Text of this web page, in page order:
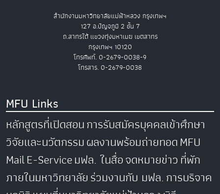
สำนักงานมหาวิทยาลัยแม่ฟ้าหลวง กรุงเทพฯ
127 อ.ปัญจภูมิ 2 ชั้น 7
ถ.สาทรใต้ แขวงทุ่งมหาเมฆ เขตสาทร
กรุงเทพฯ 10120
โทรศัพท์. 0-2679-0038-9
โทรสาร. 0-2679-0038
MFU Links
หลักสูตรที่เปิดสอนการรับสมัครบุคคลเข้าศึกษา
วิจัยและนวัตกรรมผลงานพร้อมถ่ายทอดMFU
MailE-Serviceมฟล. ในสื่อจดหมายข่าวที่พัก
ภายในมหาวิทยาลัยร่วมงานกับ มฟล.การบริจาค